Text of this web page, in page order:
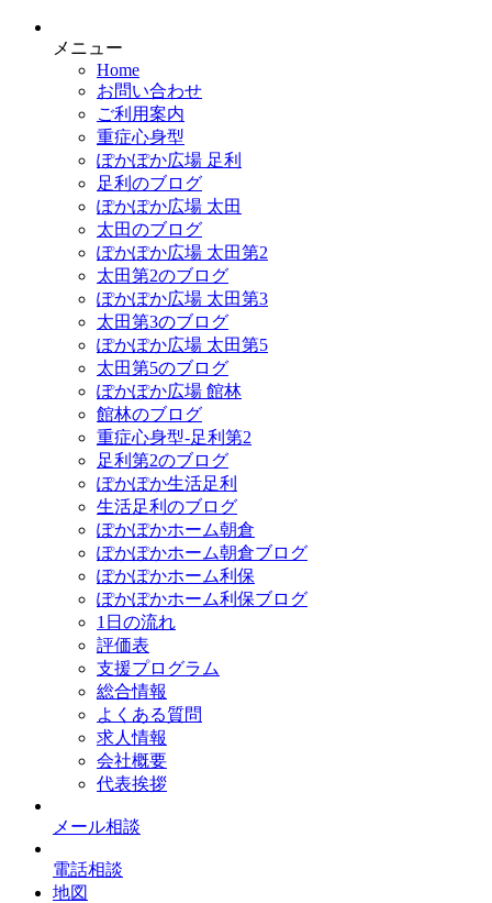
メニュー
Home
お問い合わせ
ご利用案内
重症心身型
ぽかぽか広場 足利
足利のブログ
ぽかぽか広場 太田
太田のブログ
ぽかぽか広場 太田第2
太田第2のブログ
ぽかぽか広場 太田第3
太田第3のブログ
ぽかぽか広場 太田第5
太田第5のブログ
ぽかぽか広場 館林
館林のブログ
重症心身型-足利第2
足利第2のブログ
ぽかぽか生活足利
生活足利のブログ
ぽかぽかホーム朝倉
ぽかぽかホーム朝倉ブログ
ぽかぽかホーム利保
ぽかぽかホーム利保ブログ
1日の流れ
評価表
支援プログラム
総合情報
よくある質問
求人情報
会社概要
代表挨拶
メール相談
電話相談
地図